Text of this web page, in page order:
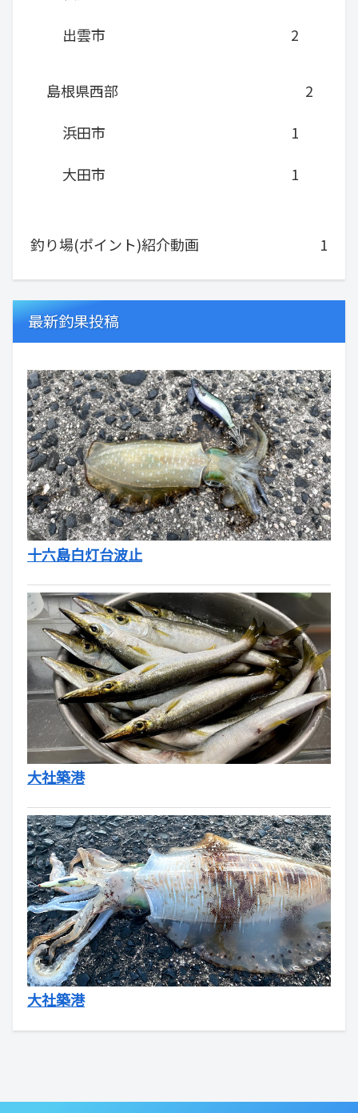
出雲市
2
島根県西部
2
浜田市
1
大田市
1
釣り場(ポイント)紹介動画 1
最新釣果投稿
十六島白灯台波止
大社築港
大社築港